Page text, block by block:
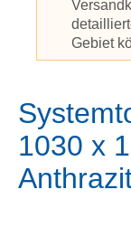
Gebiet
1030 x